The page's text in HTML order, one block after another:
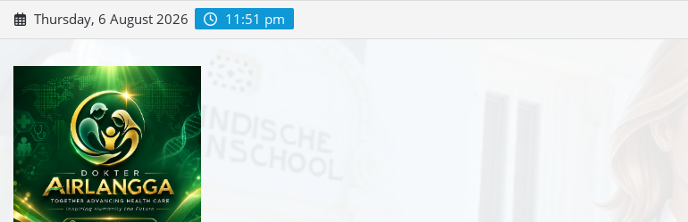
Skip
to
Thursday, 6 August 2026 11:51 pm